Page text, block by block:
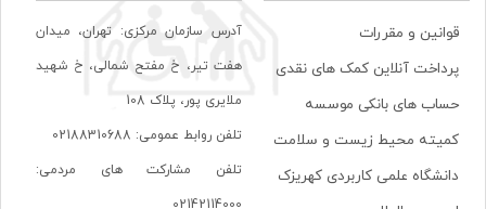
قوانین و مقررات
پرداخت آنلاین کمک های نقدی
حساب های بانکی موسسه
کمیته محیط زیست و سلامت
دانشگاه علمی کاربردی کهریزک
آدرس سازمان مرکزی: تهران، ميدان
هفت تير، خ مفتح شمالی، خ شهيد
ملايری پور، پلاک 108
تلفن روابط عمومی: 02188310688
تلفن مشارکت های مردمی:
02142114000